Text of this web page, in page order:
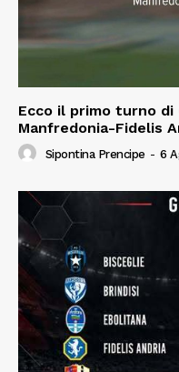
Ecco il primo turno di
Manfredonia-Fidelis
Sipontina Prencipe - 6